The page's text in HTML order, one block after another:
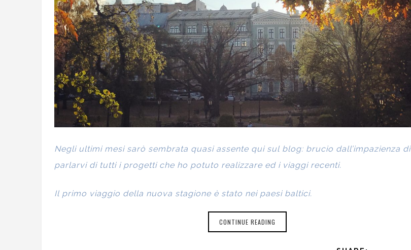
Negli ultimi mesi sarò sembrata quasi assente qui sul blog: brucio dall’impazienza di
parlarvi di tutti i progetti che ho potuto realizzare ed i viaggi recenti.
Il primo viaggio della nuova stagione è stato nei paesi baltici.
CONTINUE READING